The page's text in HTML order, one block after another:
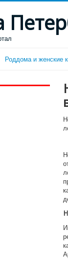
Роддома и женские